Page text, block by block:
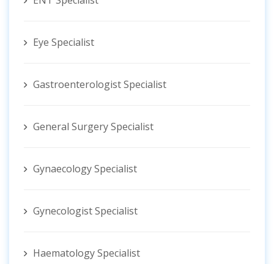
Eye Specialist
Gastroenterologist Specialist
General Surgery Specialist
Gynaecology Specialist
Gynecologist ‍Specialist
Haematology Specialist